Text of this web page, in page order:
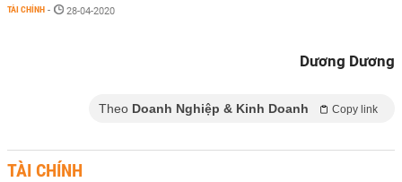
TÀI CHÍNH - 28-04-2020
Dương Dương
Theo Doanh Nghiệp & Kinh Doanh Copy link
TÀI CHÍNH